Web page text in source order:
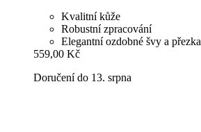
Kvalitní kůže
Robustní zpracování
Elegantní ozdobné švy a přezka
559,00 Kč
Doručení do 13. srpna